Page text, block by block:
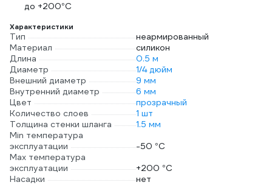
до +200°С
Характеристики
Тип
неармированный
Материал
силикон
Длина
0.5 м
Диаметр
1/4 дюйм
Внешний диаметр
9 мм
Внутренний диаметр
6 мм
Цвет
прозрачный
Количество слоев
1 шт
Толщина стенки шланга
1.5 мм
Min температура
эксплуатации
-50 °С
Мах температура
эксплуатации
+200 °С
Насадки
нет